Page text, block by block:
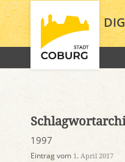
1997
Eintrag vom 1. April 2017